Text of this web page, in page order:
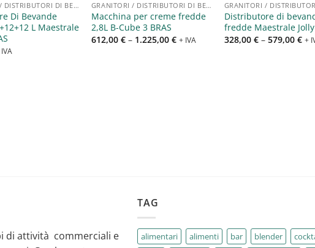
GRANITORI / DISTRIBUTORI DI BEVANDE
Di Bevande
L Maestrale
GRANITORI / DISTRIBUTORI DI BEVANDE
Macchina per creme fredde
2,8L B-Cube 3 BRAS
612,00 €– 1.225,00 € + IVA
Distributore di
fredde Maestrale Jolly
328,00 €– 579,00 € +
di attività commerciali e
TAG
alimentari alimenti bar blender